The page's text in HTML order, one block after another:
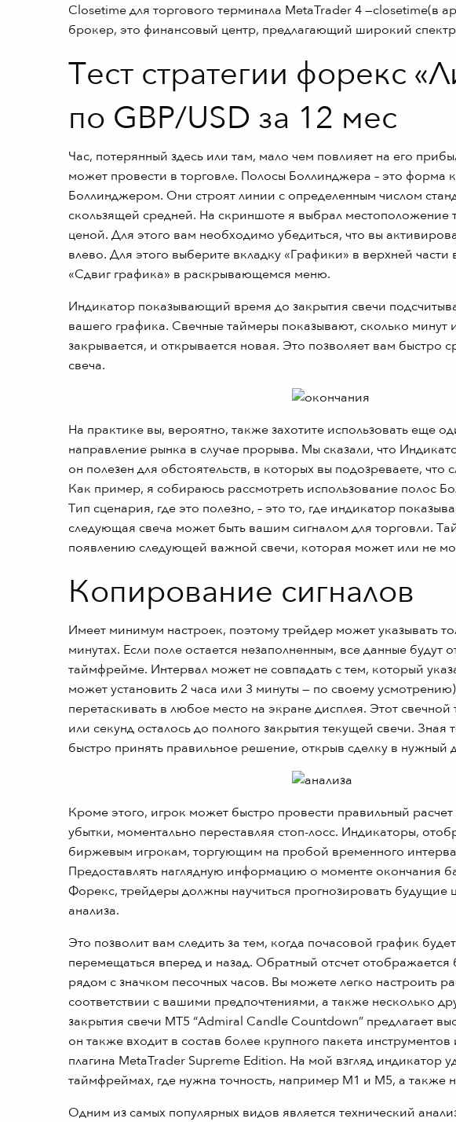
Closetime для торгового терминала MetaTrader 4 —closetime(в
брокер, это финансовый центр, предлагающий широкий спектр
Тест стратегии форекс
по GBP/USD за 12 мес
Час, потерянный здесь или там, мало чем повлияет на его
может провести в торговле. Полосы Боллинджера – это форма
Боллинджером. Они строят линии с определенным числом
скользящей средней. На скриншоте я выбрал местоположение
ценой. Для этого вам необходимо убедиться, что вы
влево. Для этого выберите вкладку «Графики» в верхней
«Сдвиг графика» в раскрывающемся меню.
Индикатор показывающий время до закрытия свечи
вашего графика. Свечные таймеры показывают, сколько минут
закрывается, и открывается новая. Это позволяет вам быстро
свеча.
На практике вы, вероятно, также захотите использовать еще
направление рынка в случае прорыва. Мы сказали, что
он полезен для обстоятельств, в которых вы подозреваете,
Как пример, я собираюсь рассмотреть использование полос
Тип сценария, где это полезно, – это то, где индикатор
следующая свеча может быть вашим сигналом для торговли.
появлению следующей важной свечи, которая может или не
Копирование сигналов
Имеет минимум настроек, поэтому трейдер может указывать
минутах. Если поле остается незаполненным, все данные
таймфрейме. Интервал может не совпадать с тем, который
может установить 2 часа или 3 минуты — по своему
перетаскивать в любое место на экране дисплея. Этот
или секунд осталось до полного закрытия текущей свечи.
быстро принять правильное решение, открыв сделку в нужный
Кроме этого, игрок может быстро провести правильный
убытки, моментально переставляя стоп-лосс. Индикаторы,
биржевым игрокам, торгующим на пробой временного
Предоставлять наглядную информацию о моменте окончания
Форекс, трейдеры должны научиться прогнозировать
анализа.
Это позволит вам следить за тем, когда почасовой график
перемещаться вперед и назад. Обратный отсчет
рядом с значком песочных часов. Вы можете легко настроить
соответствии с вашими предпочтениями, а также несколько
закрытия свечи МТ5 “Admiral Candle Countdown” предлагает
он также входит в состав более крупного пакета
плагина MetaTrader Supreme Edition. На мой взгляд индикатор
таймфреймах, где нужна точность, например М1 и М5, а также
Одним из самых популярных видов является технический